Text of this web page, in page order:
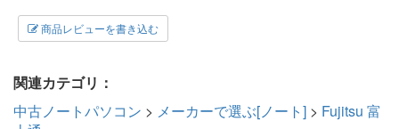
商品レビューを書き込む
関連カテゴリ：
中古ノートパソコン > メーカーで選ぶ[ノート] > Fujitsu 富